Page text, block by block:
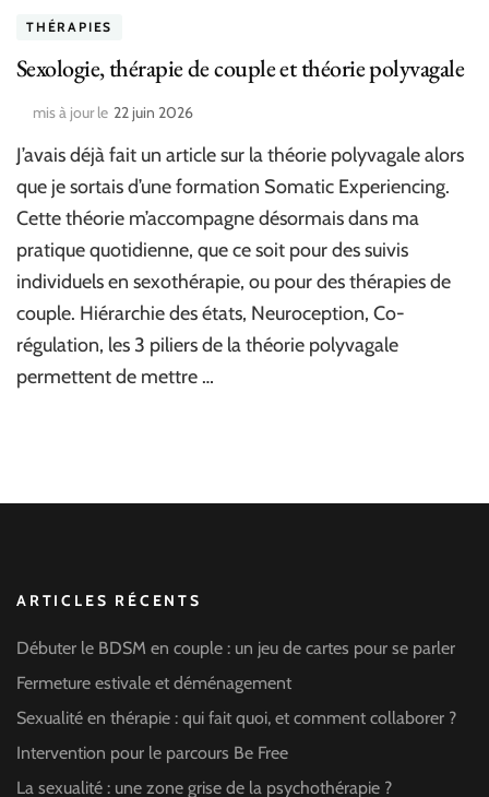
THÉRAPIES
Sexologie, thérapie de couple et théorie polyvagale
mis à jour le 22 juin 2026
J’avais déjà fait un article sur la théorie polyvagale alors
que je sortais d’une formation Somatic Experiencing.
Cette théorie m’accompagne désormais dans ma
pratique quotidienne, que ce soit pour des suivis
individuels en sexothérapie, ou pour des thérapies de
couple. Hiérarchie des états, Neuroception, Co-
régulation, les 3 piliers de la théorie polyvagale
permettent de mettre …
ARTICLES RÉCENTS
Débuter le BDSM en couple : un jeu de cartes pour se parler
Fermeture estivale et déménagement
Sexualité en thérapie : qui fait quoi, et comment collaborer ?
Intervention pour le parcours Be Free
La sexualité : une zone grise de la psychothérapie ?